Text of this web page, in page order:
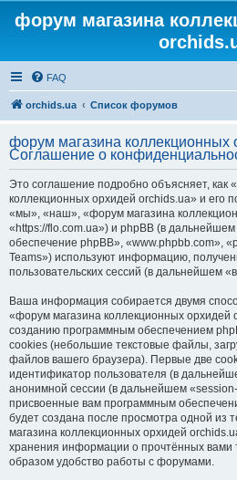
форум магазина
FAQ
orchids.ua Список форумов
форум магазина коллекционных
Соглашение о
Это соглашение подробно объясняет, как
коллекционных орхидей orchids.ua» и его
«мы», «наш», «форум магазина
«https://flo.com.ua») и phpBB (в
обеспечение phpBB», «www.phpbb.com»,
Teams») используют информацию,
пользовательских сессий (в дальнейшем
Ваша информация собирается двумя
«форум магазина коллекционных орхидей
созданию программным обеспечением
cookies (небольшие текстовые файлы,
файлов вашего браузера). Первые две
идентификатор пользователя (в
анонимной сессии (в дальнейшем
присвоенные вам программным
будет создана после просмотра одной из
магазина коллекционных орхидей
хранения информации о прочтённых вами
образом удобство работы с форумами.